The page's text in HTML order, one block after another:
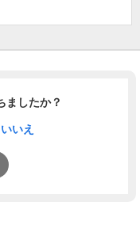
ましたか？
いいえ